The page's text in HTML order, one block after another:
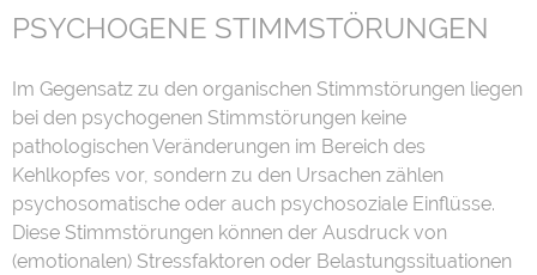
PSYCHOGENE STIMMSTÖRUNGEN
Im Gegensatz zu den organischen Stimmstörungen liegen
bei den psychogenen Stimmstörungen keine
pathologischen Veränderungen im Bereich des
Kehlkopfes vor, sondern zu den Ursachen zählen
psychosomatische oder auch psychosoziale Einflüsse.
Diese Stimmstörungen können der Ausdruck von
(emotionalen) Stressfaktoren oder Belastungssituationen